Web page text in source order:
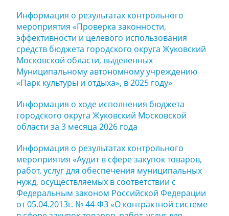
Информация о результатах контрольного
мероприятия «Проверка законности,
эффективности и целевого использования
средств бюджета городского округа Жуковский
Московской области, выделенных
Муниципальному автономному учреждению
«Парк культуры и отдыха», в 2025 году»
Информация о ходе исполнения бюджета
городского округа Жуковский Московской
области за 3 месяца 2026 года
Информация о результатах контрольного
мероприятия «Аудит в сфере закупок товаров,
работ, услуг для обеспечения муниципальных
нужд, осуществляемых в соответствии с
Федеральным законом Российской Федерации
от 05.04.2013г. № 44-ФЗ «О контрактной системе